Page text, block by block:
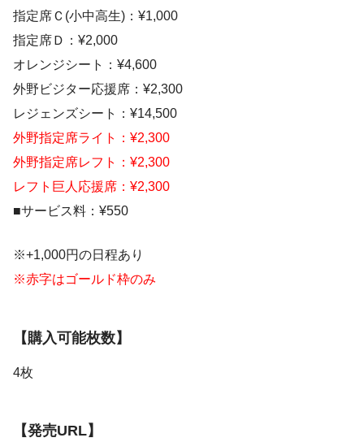
指定席Ｃ(小中高生)：¥1,000
指定席Ｄ：¥2,000
オレンジシート：¥4,600
外野ビジター応援席：¥2,300
レジェンズシート：¥14,500
外野指定席ライト：¥2,300
外野指定席レフト：¥2,300
レフト巨人応援席：¥2,300
■サービス料：¥550
※+1,000円の日程あり
※赤字はゴールド枠のみ
【購入可能枚数】
4枚
【発売URL】